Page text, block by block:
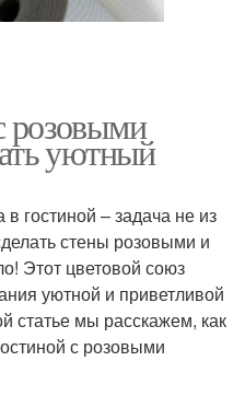
розовыми
уютный
гостиной – задача не из
стены розовыми и
Этот цветовой союз
уютной и приветливой
статье мы расскажем, как
с розовыми